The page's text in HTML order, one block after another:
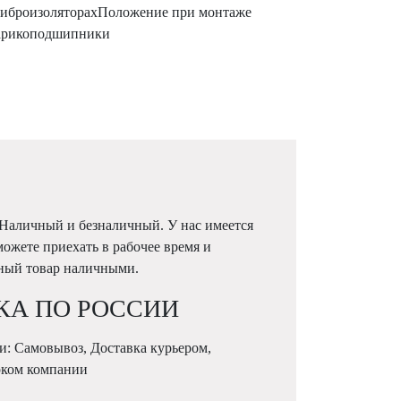
при монтаже
и безналичный. У нас имеется
приехать в рабочее время и
товар наличными.
ПО РОССИИ
Самовывоз, Доставка курьером,
компании